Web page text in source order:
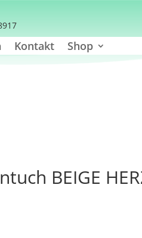
Kontakt Shop
BEIGE